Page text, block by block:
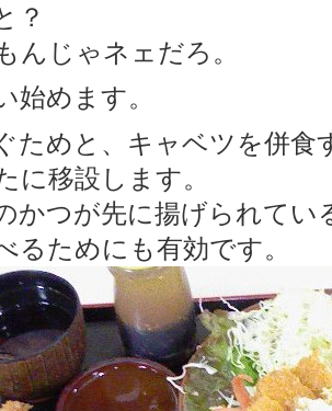
？
んじゃネェだろ。
始めます。
ためと、キャベツを併食
に移設します。
かつが先に揚げられて
るためにも有効です。